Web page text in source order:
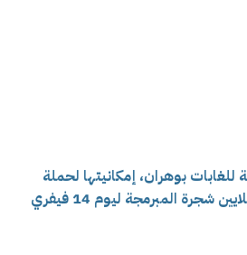
بوهران، إمكانيتها لحملة
التشجير لغرس خمسة ملايين شجرة المبرمجة ليوم 14 فيفري